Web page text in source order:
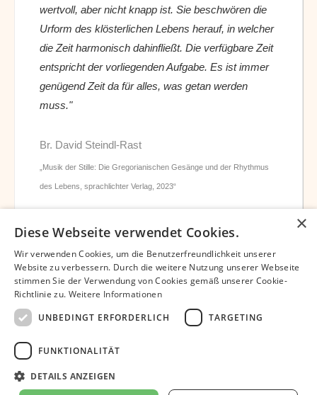
wertvoll, aber nicht knapp ist. Sie beschwören die
Urform des klösterlichen Lebens herauf, in welcher
die Zeit harmonisch dahinfließt. Die verfügbare Zeit
entspricht der vorliegenden Aufgabe. Es ist immer
genügend Zeit da für alles, was getan werden
muss."
Br. David Steindl-Rast
„Musik der Stille: Die Gregorianischen Gesänge und der Rhythmus
des Lebens, sprachlichter Verlag, 2023“
Datenschutz Impressum
Bibliothek – David Steindl-Rast OSB
Bruder David Chatbot
Newsletter
Dankbar-leben.org © 2024 | Europäisches Netzwerk Dankbar leben |
×
Diese Webseite verwendet Cookies.
Wir verwenden Cookies, um die Benutzerfreundlichkeit unserer
Website zu verbessern. Durch die weitere Nutzung unserer Webseite
stimmen Sie der Verwendung von Cookies gemäß unserer Cookie-
Richtlinie zu. Weitere Informationen
UNBEDINGT ERFORDERLICH
TARGETING
FUNKTIONALITÄT
DETAILS ANZEIGEN